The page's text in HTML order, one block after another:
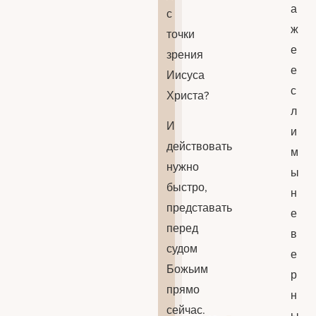
с
точки
зрения
Иисуса
Христа?
И
действовать
нужно
быстро,
представать
перед
судом
Божьим
прямо
сейчас.
а
ж
е
е
с
л
и
м
ы
н
е
в
е
р
н